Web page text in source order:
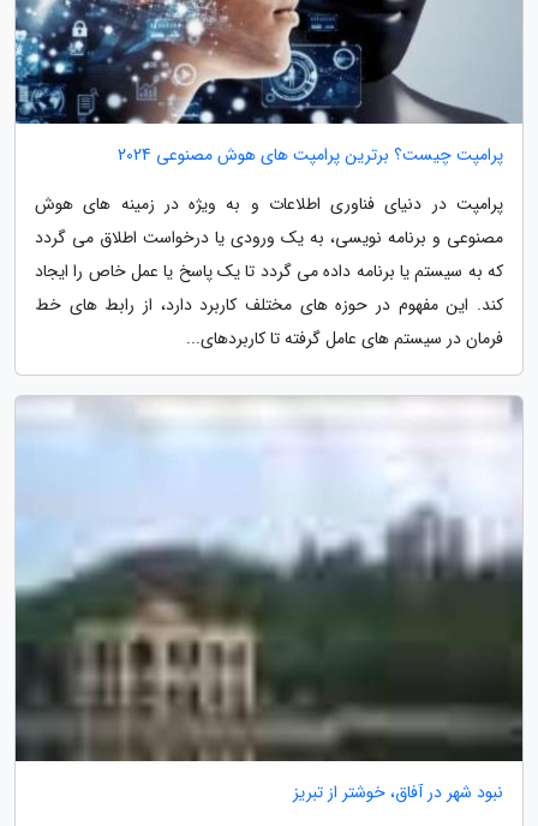
پرامپت چیست؟ برترین پرامپت های هوش مصنوعی 2024
پرامپت در دنیای فناوری اطلاعات و به ویژه در زمینه های هوش
مصنوعی و برنامه نویسی، به یک ورودی یا درخواست اطلاق می گردد
که به سیستم یا برنامه داده می گردد تا یک پاسخ یا عمل خاص را ایجاد
کند. این مفهوم در حوزه های مختلف کاربرد دارد، از رابط های خط
فرمان در سیستم های عامل گرفته تا کاربردهای...
نبود شهر در آفاق، خوشتر از تبریز